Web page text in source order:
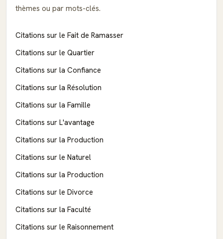
thèmes ou par mots-clés.
Citations sur le Fait de Ramasser
Citations sur le Quartier
Citations sur la Confiance
Citations sur la Résolution
Citations sur la Famille
Citations sur L'avantage
Citations sur la Production
Citations sur le Naturel
Citations sur la Production
Citations sur le Divorce
Citations sur la Faculté
Citations sur le Raisonnement